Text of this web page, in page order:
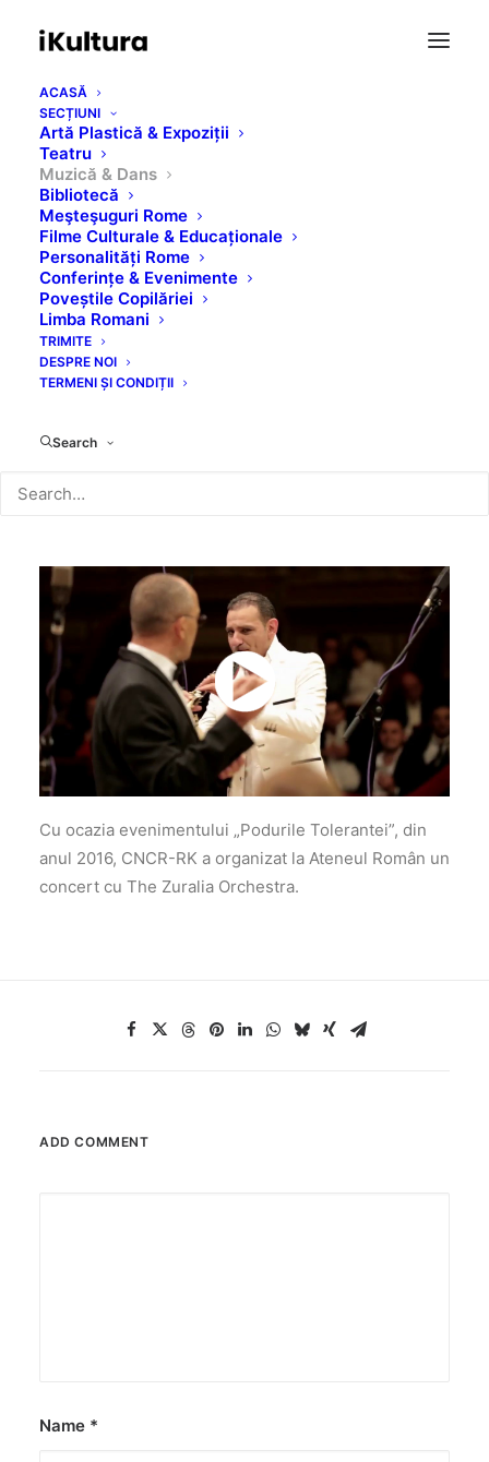
ACASĂ
SECȚIUNI
Artă Plastică & Expoziții
Teatru
Muzică & Dans
Bibliotecă
Meşteşuguri Rome
Filme Culturale & Educaționale
Personalități Rome
Conferințe & Evenimente
Poveștile Copilăriei
Limba Romani
TRIMITE
DESPRE NOI
TERMENI ȘI CONDIȚII
Search
Concert The Zuralia
Orchestra - Podurile
Tolerantei 2016
OCTOBER 28, 2019
Cu ocazia evenimentului „Podurile Tolerantei”, din
anul 2016, CNCR-RK a organizat la Ateneul Român un
concert cu The Zuralia Orchestra.
ADD COMMENT
Name *